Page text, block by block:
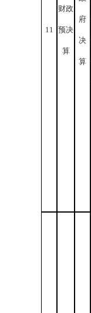
11
财政
预决
算
府
决
算